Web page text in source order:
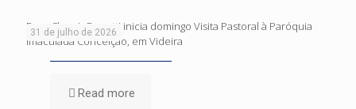
31 de julho de 2026
Dom Cleocir Bonetti inicia domingo Visita Pastoral à Paróquia
Imaculada Conceição, em Videira
Read more